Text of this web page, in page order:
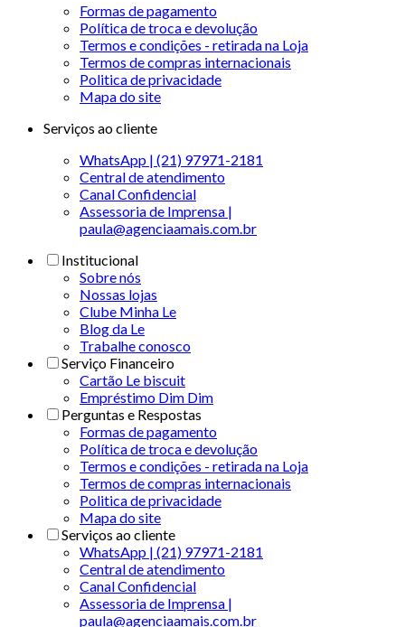
Formas de pagamento
Política de troca e devolução
Termos e condições - retirada na Loja
Termos de compras internacionais
Politica de privacidade
Mapa do site
Serviços ao cliente
WhatsApp | (21) 97971-2181
Central de atendimento
Canal Confidencial
Assessoria de Imprensa |
paula@agenciaamais.com.br
Institucional
Sobre nós
Nossas lojas
Clube Minha Le
Blog da Le
Trabalhe conosco
Serviço Financeiro
Cartão Le biscuit
Empréstimo Dim Dim
Perguntas e Respostas
Formas de pagamento
Política de troca e devolução
Termos e condições - retirada na Loja
Termos de compras internacionais
Politica de privacidade
Mapa do site
Serviços ao cliente
WhatsApp | (21) 97971-2181
Central de atendimento
Canal Confidencial
Assessoria de Imprensa |
paula@agenciaamais.com.br